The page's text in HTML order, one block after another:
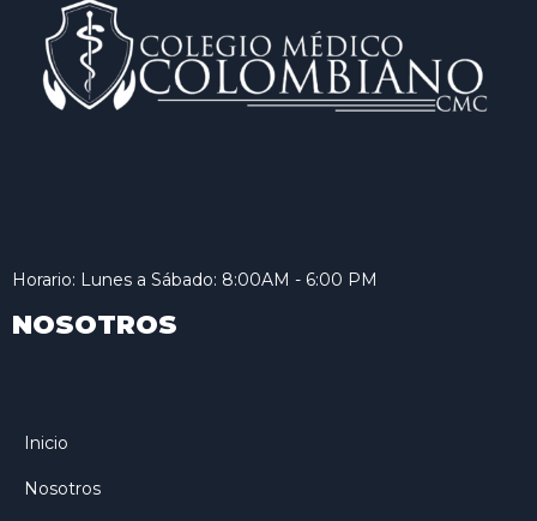
Horario: Lunes a Sábado: 8:00AM - 6:00 PM
NOSOTROS
Inicio
Nosotros